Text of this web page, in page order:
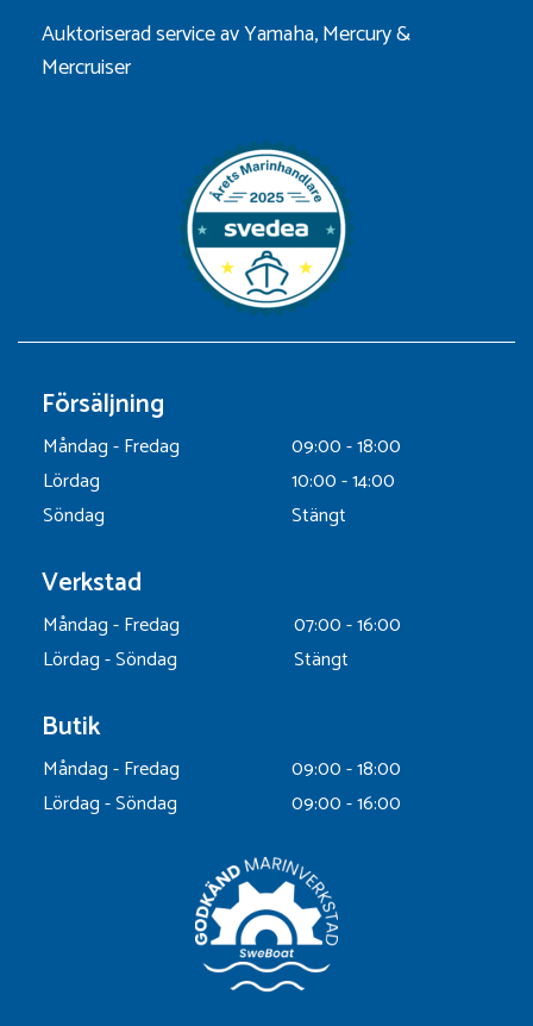
Auktoriserad service av Yamaha, Mercury &
Mercruiser
Försäljning
Måndag - Fredag
09:00 - 18:00
Lördag
10:00 - 14:00
Söndag
Stängt
Verkstad
Måndag - Fredag
07:00 - 16:00
Lördag - Söndag
Stängt
Butik
Måndag - Fredag
09:00 - 18:00
Lördag - Söndag
09:00 - 16:00